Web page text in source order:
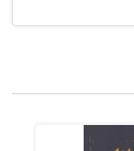
می‌کند